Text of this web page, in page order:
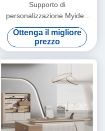
Supporto di
personalizzazione Myidea
Office Boss Desk Modern
Simple Furniture Single
Person With Sub Cabinet
Ottenga il migliore
prezzo